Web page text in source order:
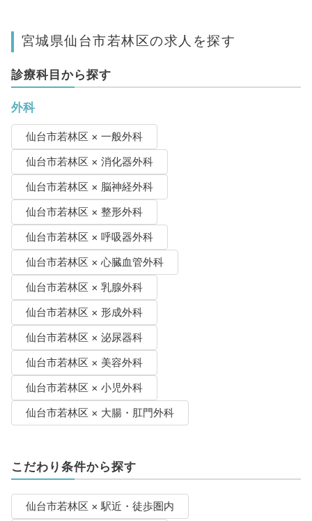
宮城県仙台市若林区の求人を探す
診療科目から探す
外科
仙台市若林区 × 一般外科
仙台市若林区 × 消化器外科
仙台市若林区 × 脳神経外科
仙台市若林区 × 整形外科
仙台市若林区 × 呼吸器外科
仙台市若林区 × 心臓血管外科
仙台市若林区 × 乳腺外科
仙台市若林区 × 形成外科
仙台市若林区 × 泌尿器科
仙台市若林区 × 美容外科
仙台市若林区 × 小児外科
仙台市若林区 × 大腸・肛門外科
こだわり条件から探す
仙台市若林区 × 駅近・徒歩圏内